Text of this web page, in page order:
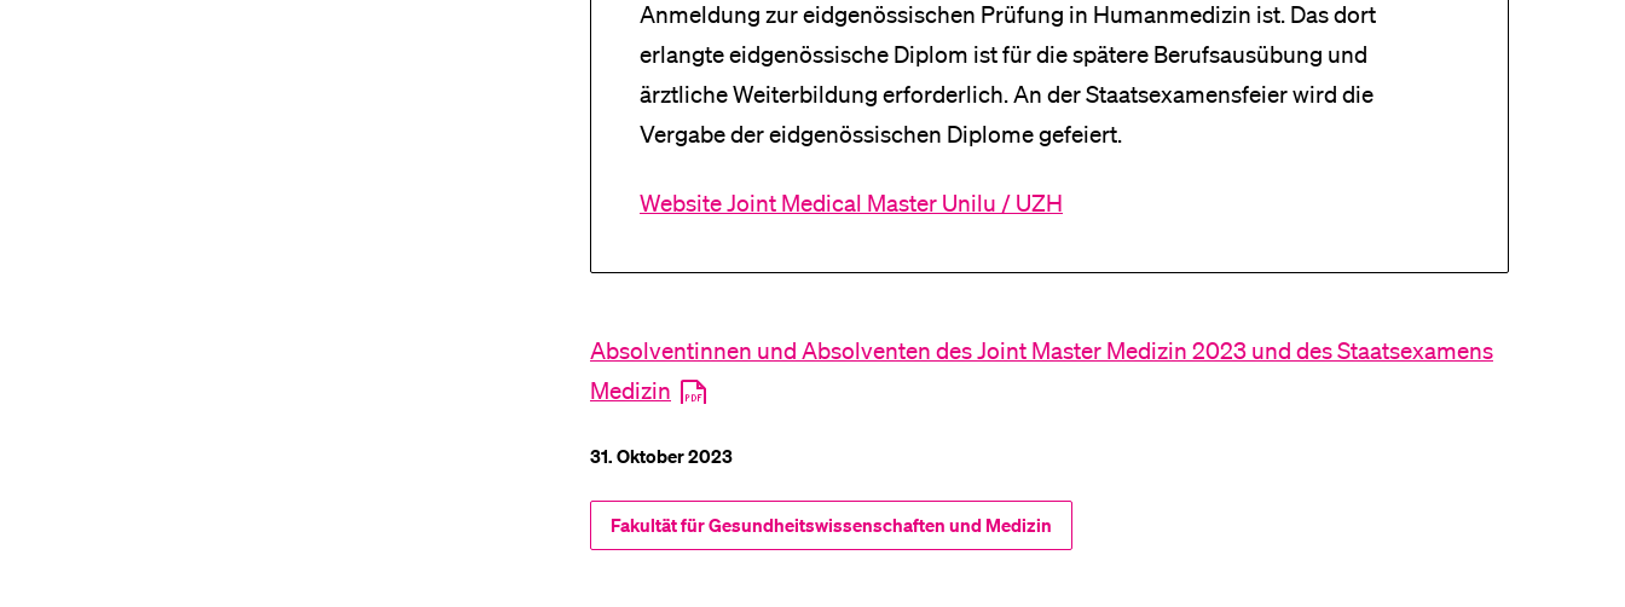
Anmeldung zur eidgenössischen Prüfung in Humanmedizin ist. Das dort
erlangte eidgenössische Diplom ist für die spätere Berufsausübung und
ärztliche Weiterbildung erforderlich. An der Staatsexamensfeier wird die
Vergabe der eidgenössischen Diplome gefeiert.
Website Joint Medical Master Unilu / UZH
Absolventinnen und Absolventen des Joint Master Medizin 2023 und des Staatsexamens
Medizin
31. Oktober 2023
Fakultät für Gesundheits­­wissenschaften und Medizin